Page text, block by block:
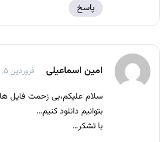
پاسخ
امین اسماعیلی
فروردین ۵, ۱۳۹۹ در
سلام علیکم،بی زحمت فایل
بتوانیم دانلود کنیم…
با تشکر…